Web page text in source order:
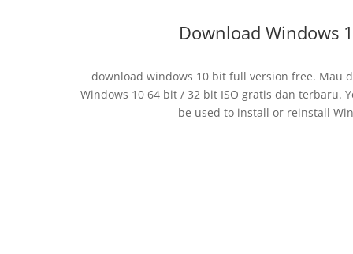
Download Windows
download windows 10 bit full version free. Mau
Windows 10 64 bit / 32 bit ISO gratis dan terbaru.
be used to install or reinstall